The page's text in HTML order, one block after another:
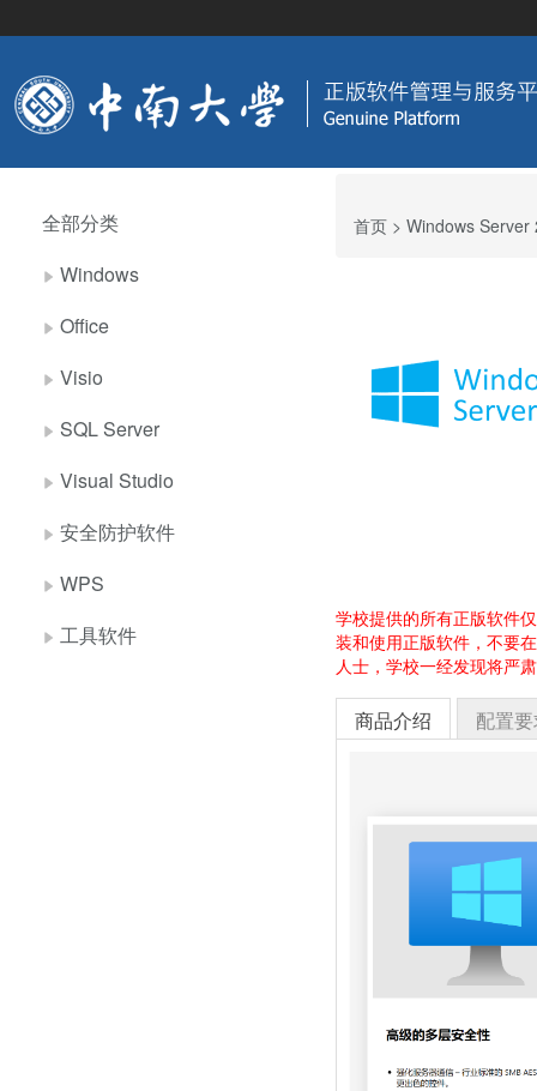
首页 > Windows Server
全部分类
Windows
Office
Visio
SQL Server
Visual Studio
安全防护软件
WPS
工具软件
学校提供的所有正版软件
装和使用正版软件，不要
人士，学校一经发现将严
商品介绍 配置